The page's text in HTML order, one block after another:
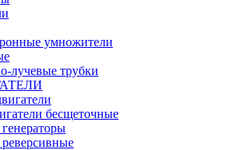
умножители
лучевые трубки
бесщеточные